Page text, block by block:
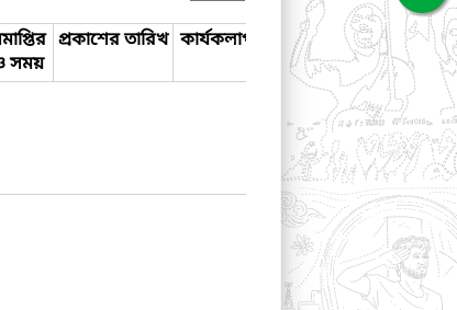
সময়
প্রকাশের তারিখ কার্যকলাপ